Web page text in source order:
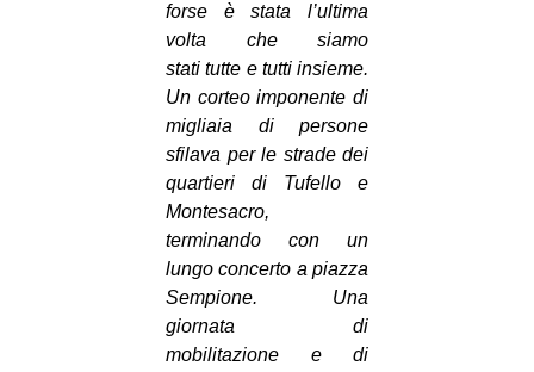
MOVIMENTI
AMBIENTE
ANTIFASCISMO
DIRITTO ALL’ABITARE
GENERI
MIGRAZIONI
PRECARIATO
REPRESSIONE
STUDENTI
forse è stata l’ultima
volta che siamo
stati tutte e tutti insieme.
Un corteo imponente di
migliaia di persone
sfilava per le strade dei
quartieri di Tufello e
Montesacro,
terminando con un
lungo concerto a piazza
Sempione. Una
giornata di
mobilitazione e di